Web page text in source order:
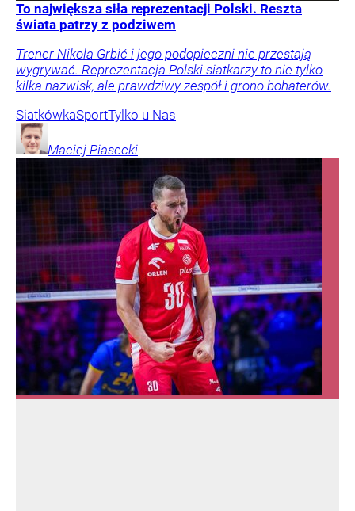
To największa siła reprezentacji Polski. Reszta
świata patrzy z podziwem
Trener Nikola Grbić i jego podopieczni nie przestają
wygrywać. Reprezentacja Polski siatkarzy to nie tylko
kilka nazwisk, ale prawdziwy zespół i grono bohaterów.
SiatkówkaSportTylko u Nas
Maciej Piasecki